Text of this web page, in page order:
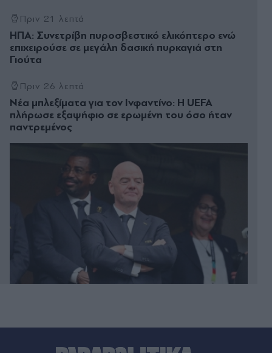
Πριν 21 λεπτά
ΗΠΑ: Συνετρίβη πυροσβεστικό ελικόπτερο ενώ
επιχειρούσε σε μεγάλη δασική πυρκαγιά στη
Γιούτα
Πριν 26 λεπτά
Νέα μπλεξίματα για τον Ινφαντίνο: Η UEFA
πλήρωσε εξαψήφιο σε ερωμένη του όσο ήταν
παντρεμένος
2022, αναφέρει ο συνήγορος της 46χρονης